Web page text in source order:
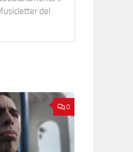
del
0